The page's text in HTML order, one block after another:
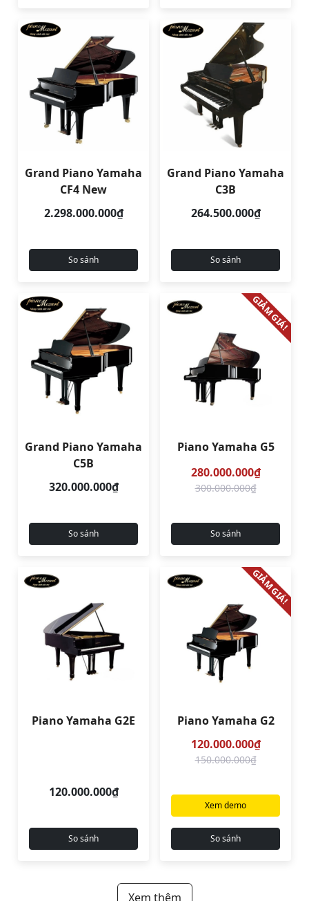
Grand Piano Yamaha
CF4 New
2.298.000.000₫
So sánh
Grand Piano Yamaha
C3B
264.500.000₫
So sánh
Grand Piano Yamaha
C5B
320.000.000₫
So sánh
GIẢM GIÁ!
Piano Yamaha G5
280.000.000₫
300.000.000₫
So sánh
Piano Yamaha G2E
120.000.000₫
So sánh
GIẢM GIÁ!
Piano Yamaha G2
120.000.000₫
150.000.000₫
Xem demo
So sánh
Xem thêm